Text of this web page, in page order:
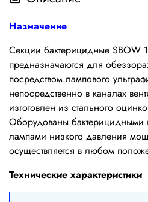
Назначение
Секции бактерицидные SBOW
предназначаются для
посредством лампового
непосредственно в каналах
изготовлен из стального
Оборудованы бактерицидными
лампами низкого давления
осуществляется в любом
Технические характеристики